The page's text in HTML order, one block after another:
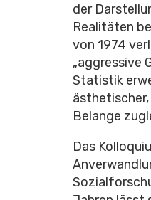
der
Realitäten
von 1974
„aggressive
Statistik
Belange
Das